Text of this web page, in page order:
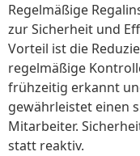
Regelmäßige
zur Sicherheit und
Vorteil ist die
regelmäßige
frühzeitig erkannt
gewährleistet einen
Mitarbeiter.
statt reaktiv.